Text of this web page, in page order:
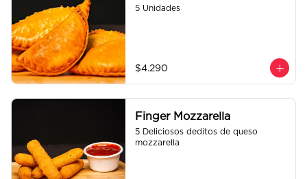
5 Unidades
$4.290
Finger Mozzarella
5 Deliciosos deditos de queso
mozzarella